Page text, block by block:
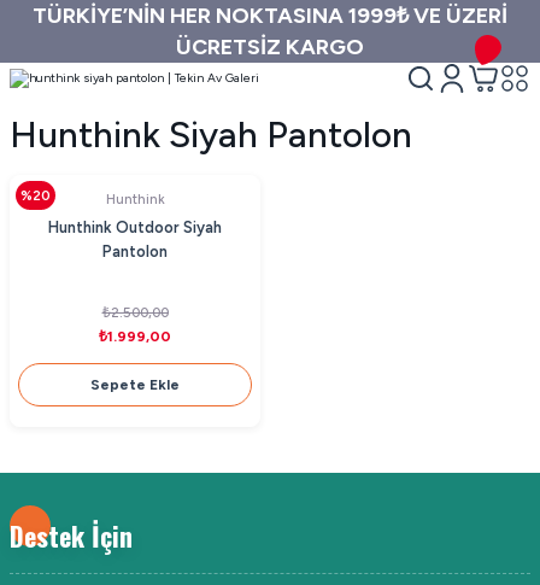
TÜRKİYE’NİN HER NOKTASINA 1999₺ VE ÜZERİ
ÜCRETSİZ KARGO
Hunthink Siyah Pantolon
%20 Hunthink
Hunthink Outdoor Siyah
Pantolon
₺2.500,00
₺1.999,00
Sepete Ekle
Destek İçin